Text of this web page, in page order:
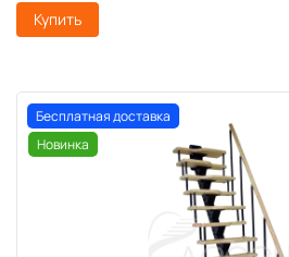
Купить
Бесплатная доставка
Новинка